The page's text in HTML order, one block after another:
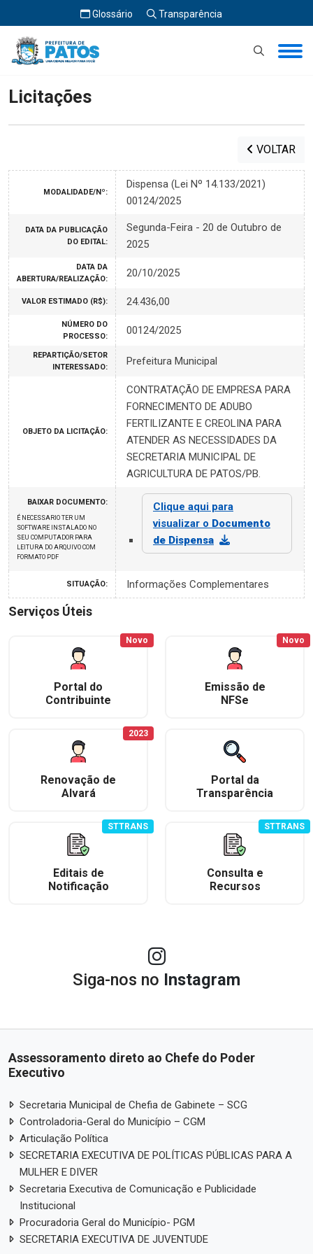
Glossário Transparência
Início Licitações
Licitações
VOLTAR
MODALIDADE/Nº:
Dispensa (Lei Nº 14.133/2021)
00124/2025
DATA DA PUBLICAÇÃO
DO EDITAL:
Segunda-Feira - 20 de Outubro de
2025
DATA DA
ABERTURA/REALIZAÇÃO:
20/10/2025
VALOR ESTIMADO (R$): 24.436,00
NÚMERO DO
PROCESSO:
00124/2025
REPARTIÇÃO/SETOR
INTERESSADO:
Prefeitura Municipal
OBJETO DA LICITAÇÃO:
CONTRATAÇÃO DE EMPRESA PARA
FORNECIMENTO DE ADUBO
FERTILIZANTE E CREOLINA PARA
ATENDER AS NECESSIDADES DA
SECRETARIA MUNICIPAL DE
AGRICULTURA DE PATOS/PB.
BAIXAR DOCUMENTO:
É NECESSARIO TER UM
SOFTWARE INSTALADO NO
SEU COMPUTADOR PARA
LEITURA DO ARQUIVO COM
FORMATO PDF
Clique aqui para
visualizar o Documento
de Dispensa
SITUAÇÃO: Informações Complementares
Serviços Úteis
Portal do
Contribuinte
Novo
Emissão de
NFSe
Novo
Renovação de
Alvará
2023
Portal da
Transparência
Editais de
Notificação
STTRANS
Consulta e
Recursos
STTRANS
Siga-nos no Instagram
Assessoramento direto ao Chefe do Poder
Executivo
Secretaria Municipal de Chefia de Gabinete – SCG
Controladoria-Geral do Município – CGM
Articulação Política
SECRETARIA EXECUTIVA DE POLÍTICAS PÚBLICAS PARA A
MULHER E DIVER
Secretaria Executiva de Comunicação e Publicidade
Institucional
Procuradoria Geral do Município- PGM
SECRETARIA EXECUTIVA DE JUVENTUDE